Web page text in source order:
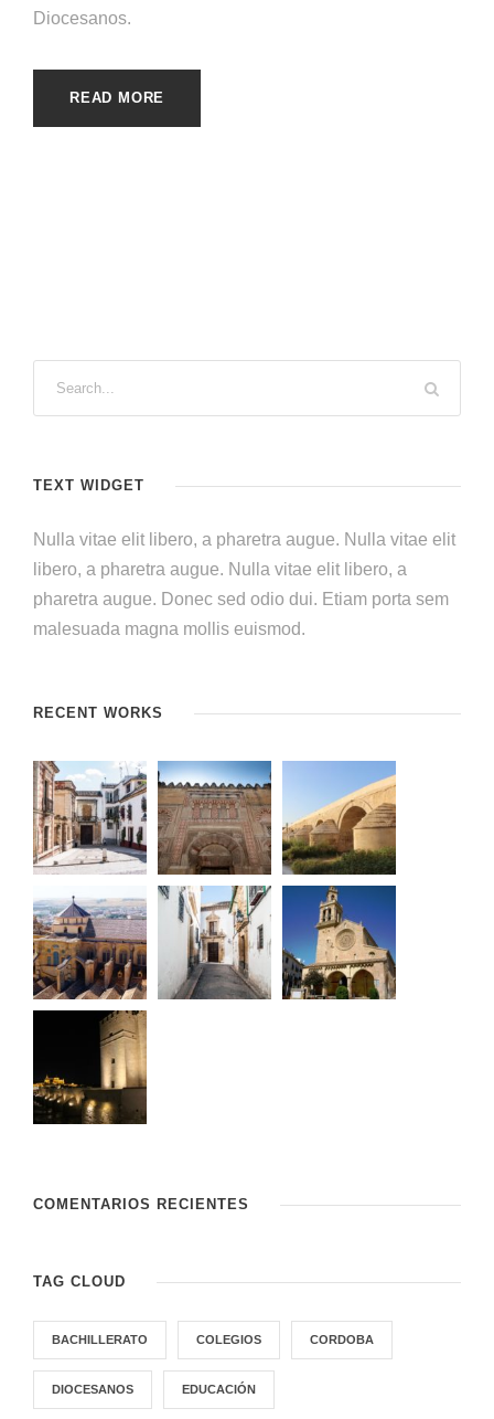
Diocesanos.
READ MORE
TEXT WIDGET
Nulla vitae elit libero, a pharetra augue. Nulla vitae elit
libero, a pharetra augue. Nulla vitae elit libero, a
pharetra augue. Donec sed odio dui. Etiam porta sem
malesuada magna mollis euismod.
RECENT WORKS
COMENTARIOS RECIENTES
TAG CLOUD
BACHILLERATO COLEGIOS CORDOBA
DIOCESANOS EDUCACIÓN